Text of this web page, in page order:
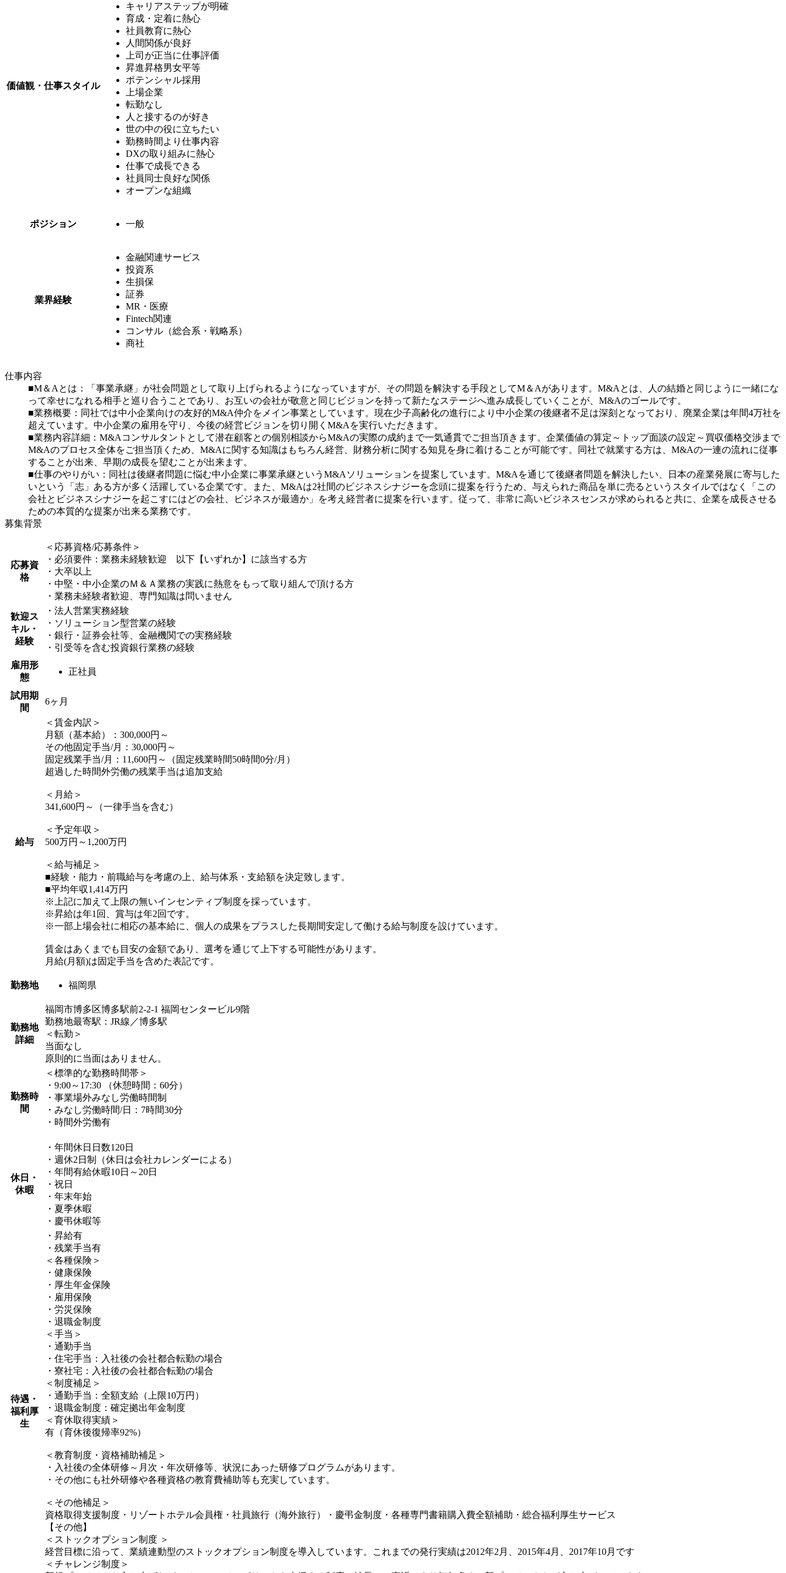
価値観・仕事スタイル
キャリアステップが明確
育成・定着に熱心
社員教育に熱心
人間関係が良好
上司が正当に仕事評価
昇進昇格男女平等
ポテンシャル採用
上場企業
転勤なし
人と接するのが好き
世の中の役に立ちたい
勤務時間より仕事内容
DXの取り組みに熱心
仕事で成長できる
社員同士良好な関係
オープンな組織
ポジション 一般
業界経験
金融関連サービス
投資系
生損保
証券
MR・医療
Fintech関連
コンサル（総合系・戦略系）
商社
仕事内容
■M＆Aとは：「事業承継」が社会問題として取り上げられるようになっていますが、その問題を解決する手段としてM＆Aがあります。M&Aとは、人の結婚と同じように一緒にな
って幸せになれる相手と巡り合うことであり、お互いの会社が敬意と同じビジョンを持って新たなステージへ進み成長していくことが、M&Aのゴールです。
■業務概要：同社では中小企業向けの友好的M&A仲介をメイン事業としています。現在少子高齢化の進行により中小企業の後継者不足は深刻となっており、廃業企業は年間4万社を
超えています。中小企業の雇用を守り、今後の経営ビジョンを切り開くM&Aを実行いただきます。
■業務内容詳細：M&Aコンサルタントとして潜在顧客との個別相談からM&Aの実際の成約まで一気通貫でご担当頂きます。企業価値の算定～トップ面談の設定～買収価格交渉まで
M&Aのプロセス全体をご担当頂くため、M&Aに関する知識はもちろん経営、財務分析に関する知見を身に着けることが可能です。同社で就業する方は、M&Aの一連の流れに従事
することが出来、早期の成長を望むことが出来ます。
■仕事のやりがい：同社は後継者問題に悩む中小企業に事業承継というM&Aソリューションを提案しています。M&Aを通じて後継者問題を解決したい、日本の産業発展に寄与した
いという「志」ある方が多く活躍している企業です。また、M&Aは2社間のビジネスシナジーを念頭に提案を行うため、与えられた商品を単に売るというスタイルではなく「この
会社とビジネスシナジーを起こすにはどの会社、ビジネスが最適か」を考え経営者に提案を行います。従って、非常に高いビジネスセンスが求められると共に、企業を成長させる
ための本質的な提案が出来る業務です。
募集背景
応募資
格
＜応募資格/応募条件＞
・必須要件：業務未経験歓迎 以下【いずれか】に該当する方
・大卒以上
・中堅・中小企業のＭ＆Ａ業務の実践に熱意をもって取り組んで頂ける方
・業務未経験者歓迎、専門知識は問いません
歓迎ス
キル・
経験
・法人営業実務経験
・ソリューション型営業の経験
・銀行・証券会社等、金融機関での実務経験
・引受等を含む投資銀行業務の経験
雇用形
態
正社員
試用期
間
6ヶ月
給与
＜賃金内訳＞
月額（基本給）：300,000円～
その他固定手当/月：30,000円～
固定残業手当/月：11,600円～（固定残業時間50時間0分/月）
超過した時間外労働の残業手当は追加支給
＜月給＞
341,600円～（一律手当を含む）
＜予定年収＞
500万円～1,200万円
＜給与補足＞
■経験・能力・前職給与を考慮の上、給与体系・支給額を決定致します。
■平均年収1,414万円
※上記に加えて上限の無いインセンティブ制度を採っています。
※昇給は年1回、賞与は年2回です。
※一部上場会社に相応の基本給に、個人の成果をプラスした長期間安定して働ける給与制度を設けています。
賃金はあくまでも目安の金額であり、選考を通じて上下する可能性があります。
月給(月額)は固定手当を含めた表記です。
勤務地 福岡県
勤務地
詳細
福岡市博多区博多駅前2-2-1 福岡センタービル9階
勤務地最寄駅：JR線／博多駅
＜転勤＞
当面なし
原則的に当面はありません。
勤務時
間
＜標準的な勤務時間帯＞
・9:00～17:30 （休憩時間：60分）
・事業場外みなし労働時間制
・みなし労働時間/日：7時間30分
・時間外労働有
休日・
休暇
・年間休日日数120日
・週休2日制（休日は会社カレンダーによる）
・年間有給休暇10日～20日
・祝日
・年末年始
・夏季休暇
・慶弔休暇等
待遇・
福利厚
生
・昇給有
・残業手当有
＜各種保険＞
・健康保険
・厚生年金保険
・雇用保険
・労災保険
・退職金制度
＜手当＞
・通勤手当
・住宅手当：入社後の会社都合転勤の場合
・寮社宅：入社後の会社都合転勤の場合
＜制度補足＞
・通勤手当：全額支給（上限10万円）
・退職金制度：確定拠出年金制度
＜育休取得実績＞
有（育休後復帰率92%）
＜教育制度・資格補助補足＞
・入社後の全体研修～月次・年次研修等、状況にあった研修プログラムがあります。
・その他にも社外研修や各種資格の教育費補助等も充実しています。
＜その他補足＞
資格取得支援制度・リゾートホテル会員権・社員旅行（海外旅行）・慶弔金制度・各種専門書籍購入費全額補助・総合福利厚生サービス
【その他】
＜ストックオプション制度 ＞
経営目標に沿って、業績連動型のストックオプション制度を導入しています。これまでの発行実績は2012年2月、2015年4月、2017年10月です
＜チャレンジ制度＞